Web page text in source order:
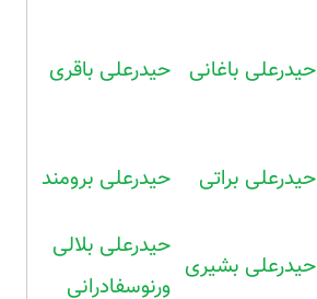
حیدرعلی باغانی حیدرعلی باقری
حیدرعلی براتی حیدرعلی برومند
حیدرعلی بشیری
حیدرعلی بلالی
ورنوسفادرانی